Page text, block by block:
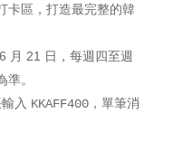
卡區，打造最完整的韓
月 21 日，每週四至週
。
入 KKAFF400，單筆消